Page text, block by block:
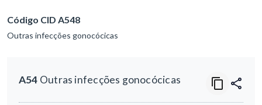
Código CID A548
Outras infecções gonocócicas
A54 Outras infecções gonocócicas